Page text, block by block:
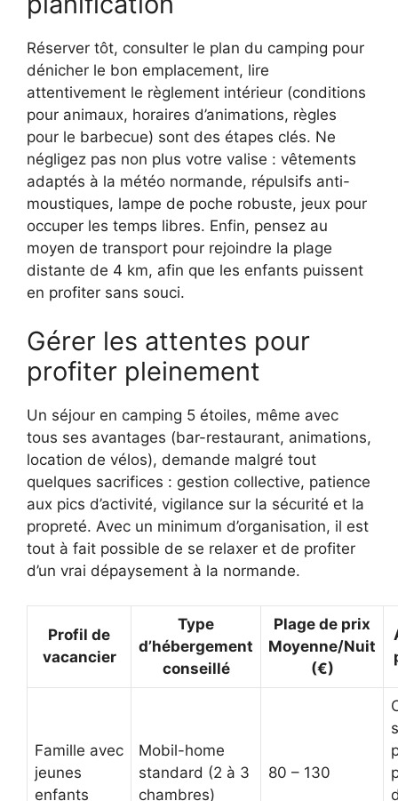
Réserver tôt, consulter le plan du camping pour
dénicher le bon emplacement, lire
attentivement le règlement intérieur (conditions
pour animaux, horaires d’animations, règles
pour le barbecue) sont des étapes clés. Ne
négligez pas non plus votre valise : vêtements
adaptés à la météo normande, répulsifs anti-
moustiques, lampe de poche robuste, jeux pour
occuper les temps libres. Enfin, pensez au
moyen de transport pour rejoindre la plage
distante de 4 km, afin que les enfants puissent
en profiter sans souci.
Gérer les attentes pour
profiter pleinement
Un séjour en camping 5 étoiles, même avec
tous ses avantages (bar-restaurant, animations,
location de vélos), demande malgré tout
quelques sacrifices : gestion collective, patience
aux pics d’activité, vigilance sur la sécurité et la
propreté. Avec un minimum d’organisation, il est
tout à fait possible de se relaxer et de profiter
d’un vrai dépaysement à la normande.
Profil de
vacancier
Type
d’hébergement
conseillé
Plage de prix
Moyenne/Nuit
(€)
Famille avec
jeunes
enfants
Mobil-home
standard (2 à 3
chambres)
80 – 130